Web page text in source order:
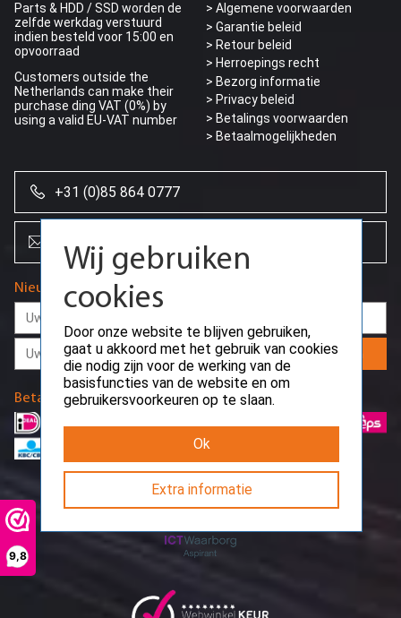
Parts & HDD / SSD worden de
zelfde werkdag verstuurd
indien besteld voor 15:00 en
opvoorraad
Customers outside the
Netherlands can make their
purchase ding VAT (0%) by
using a valid EU-VAT number
> Algemene voorwaarden
> Garantie beleid
> Retour beleid
> Herroepings recht
> Bezorg informatie
> Privacy beleid
> Betalings voorwaarden
> Betaalmogelijkheden
+31 (0)85 864 0777
info@creoserver.com
Nieuwsbrief
Aanmelden
Betaalmethodes
Wij gebruiken
cookies
Door onze website te blijven gebruiken,
gaat u akkoord met het gebruik van cookies
die nodig zijn voor de werking van de
gebruikersvoorkeuren op te slaan.
Ok
Extra informatie